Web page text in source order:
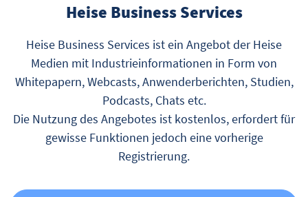
Heise Business Services
Heise Business Services ist ein Angebot der Heise
Medien mit Industrieinformationen in Form von
Whitepapern, Webcasts, Anwenderberichten, Studien,
Podcasts, Chats etc.
Die Nutzung des Angebotes ist kostenlos, erfordert für
gewisse Funktionen jedoch eine vorherige
Registrierung.